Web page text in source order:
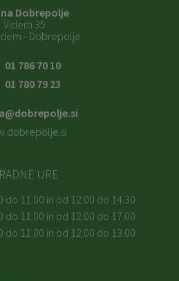
Dobrepolje
Videm 35
- Dobrepolje
01 786 70 10
01 780 79 23
URE
do 11.00 in od 12.00 do 14.30
do 11.00 in od 12.00 do 17.00
do 11.00 in od 12.00 do 13.00